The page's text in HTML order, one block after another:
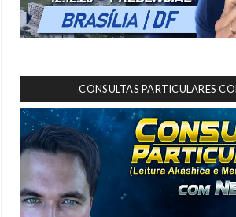
CONSULTAS PARTICULARES